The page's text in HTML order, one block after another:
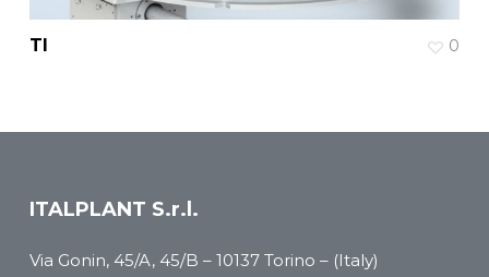
TI 0
ITALPLANT S.r.l.
Via Gonin, 45/A, 45/B – 10137 Torino – (Italy)